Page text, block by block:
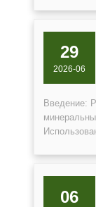
29
2026-06
Введение:
06